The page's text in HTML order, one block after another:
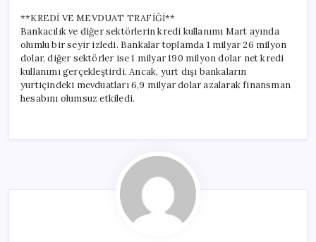
**KREDİ VE MEVDUAT TRAFİĞİ**
Bankacılık ve diğer sektörlerin kredi kullanımı Mart ayında
olumlu bir seyir izledi. Bankalar toplamda 1 milyar 26 milyon
dolar, diğer sektörler ise 1 milyar 190 milyon dolar net kredi
kullanımı gerçekleştirdi. Ancak, yurt dışı bankaların
yurtiçindeki mevduatları 6,9 milyar dolar azalarak finansman
hesabını olumsuz etkiledi.